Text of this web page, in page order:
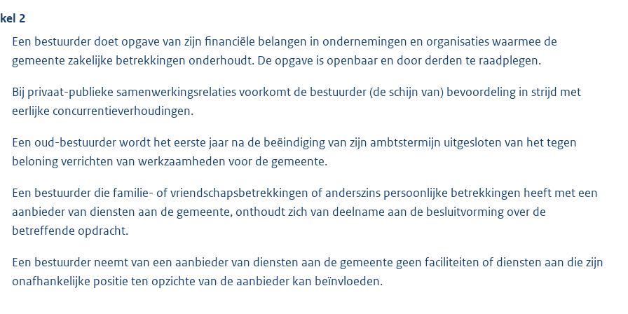
2
Een bestuurder doet opgave van zijn financiële belangen in ondernemingen en organisaties waarmee de
gemeente zakelijke betrekkingen onderhoudt. De opgave is openbaar en door derden te raadplegen.
Bij privaat-publieke samenwerkingsrelaties voorkomt de bestuurder (de schijn van) bevoordeling in strijd met
eerlijke concurrentieverhoudingen.
Een oud-bestuurder wordt het eerste jaar na de beëindiging van zijn ambtstermijn uitgesloten van het tegen
beloning verrichten van werkzaamheden voor de gemeente.
Een bestuurder die familie- of vriendschapsbetrekkingen of anderszins persoonlijke betrekkingen heeft met een
aanbieder van diensten aan de gemeente, onthoudt zich van deelname aan de besluitvorming over de
betreffende opdracht.
Een bestuurder neemt van een aanbieder van diensten aan de gemeente geen faciliteiten of diensten aan die zijn
onafhankelijke positie ten opzichte van de aanbieder kan beïnvloeden.